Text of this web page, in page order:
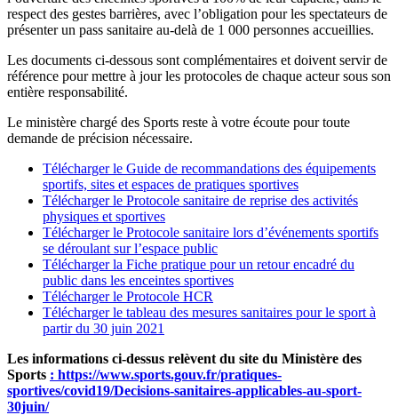
respect des gestes barrières, avec l’obligation pour les spectateurs de
présenter un pass sanitaire au-delà de 1 000 personnes accueillies.
Les documents ci-dessous sont complémentaires et doivent servir de
référence pour mettre à jour les protocoles de chaque acteur sous son
entière responsabilité.
Le ministère chargé des Sports reste à votre écoute pour toute
demande de précision nécessaire.
Télécharger le Guide de recommandations des équipements
sportifs, sites et espaces de pratiques sportives
Télécharger le Protocole sanitaire de reprise des activités
physiques et sportives
Télécharger le Protocole sanitaire lors d’événements sportifs
se déroulant sur l’espace public
Télécharger la Fiche pratique pour un retour encadré du
public dans les enceintes sportives
Télécharger le Protocole HCR
Télécharger le tableau des mesures sanitaires pour le sport à
partir du 30 juin 2021
Les informations ci-dessus relèvent du site du Ministère des
Sports : https://www.sports.gouv.fr/pratiques-
sportives/covid19/Decisions-sanitaires-applicables-au-sport-
30juin/